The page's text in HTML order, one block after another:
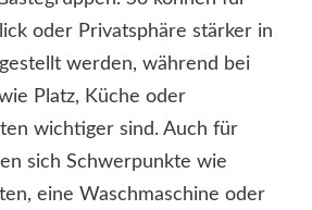
oder Privatsphäre stärker in
werden, während bei
Platz, Küche oder
wichtiger sind. Auch für
sich Schwerpunkte wie
eine Waschmaschine oder